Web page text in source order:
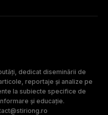
dedicat diseminării de
reportaje și analize pe
la subiecte specifice de
și educație.